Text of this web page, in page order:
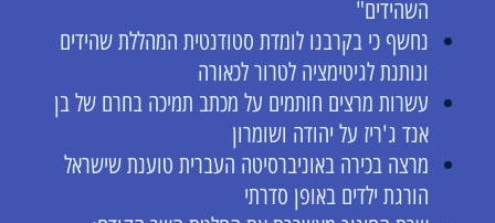
השהידים"
נחשף כי בקרבנו לומדת סטודנטית המהללת שהידים
ונותנת לגיטימציה לטרור לכאורה
עשרות מרצים חותמים על מכתב תמיכה בחרם של בן
אנד ג'ריז על יהודה ושומרון
מרצה בכירה באוניברסיטה העברית טוענת שישראל
הורגת ילדים באופן סדרתי